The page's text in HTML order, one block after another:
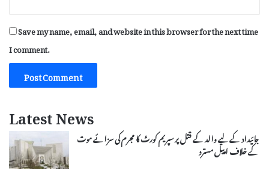
Save my name, email, and website in this browser for the next time
I comment.
Latest News
جائیداد کے لیے والد کے قتل پر سپریم کورٹ کا مجرم کی سزائے موت
کے خلاف اپیل مسترد